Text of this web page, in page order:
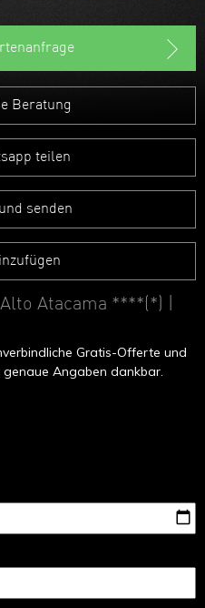
Beratung
teilen
senden
Alto Atacama ****(*)
Gratis-Offerte und
Angaben dankbar.